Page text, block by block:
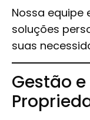
Nossa
soluções
suas
Gestão